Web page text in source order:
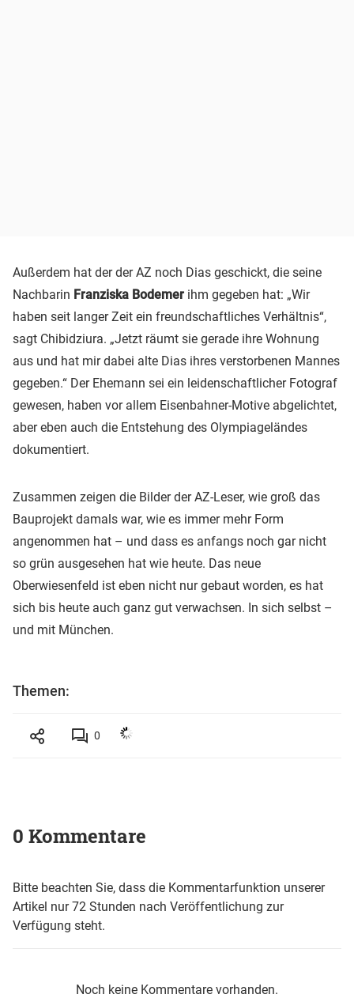
Außerdem hat der der AZ noch Dias geschickt, die seine
Nachbarin Franziska Bodemer ihm gegeben hat: „Wir
haben seit langer Zeit ein freundschaftliches Verhältnis“,
sagt Chibidziura. „Jetzt räumt sie gerade ihre Wohnung
aus und hat mir dabei alte Dias ihres verstorbenen Mannes
gegeben.“ Der Ehemann sei ein leidenschaftlicher Fotograf
gewesen, haben vor allem Eisenbahner-Motive abgelichtet,
aber eben auch die Entstehung des Olympiageländes
dokumentiert.
Zusammen zeigen die Bilder der AZ-Leser, wie groß das
Bauprojekt damals war, wie es immer mehr Form
angenommen hat – und dass es anfangs noch gar nicht
so grün ausgesehen hat wie heute. Das neue
Oberwiesenfeld ist eben nicht nur gebaut worden, es hat
sich bis heute auch ganz gut verwachsen. In sich selbst –
und mit München.
Themen:
0
0 Kommentare
Bitte beachten Sie, dass die Kommentarfunktion unserer
Artikel nur 72 Stunden nach Veröffentlichung zur
Verfügung steht.
Noch keine Kommentare vorhanden.